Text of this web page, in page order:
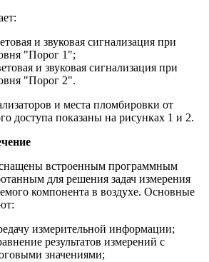
и звуковая сигнализация при
"Порог 1";
и звуковая сигнализация при
"Порог 2".
и места пломбировки от
доступа показаны на рисунках 1 и 2.
встроенным программным
для решения задач измерения
компонента в воздухе. Основные
измерительной информации;
результатов измерений с
значениями;